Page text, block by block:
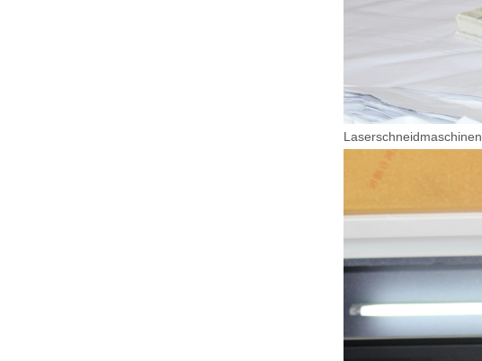
Laserschneidmaschinen